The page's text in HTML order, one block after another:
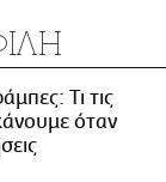
Τι τις
όταν